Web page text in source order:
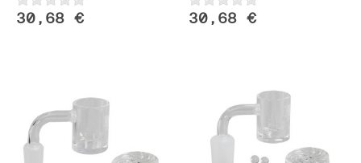
30,68 € 30,68 €